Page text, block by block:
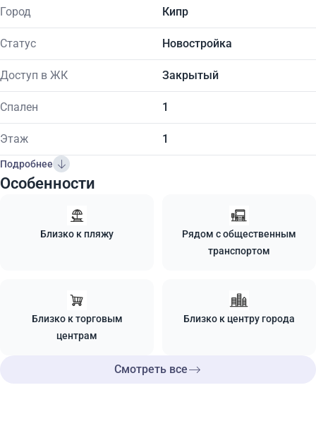
Город Кипр
Статус Новостройка
Доступ в ЖК Закрытый
Спален 1
Этаж 1
Подробнее
Особенности
Близко к пляжу
Рядом с общественным
транспортом
Близко к торговым
центрам
Близко к центру города
Смотреть все